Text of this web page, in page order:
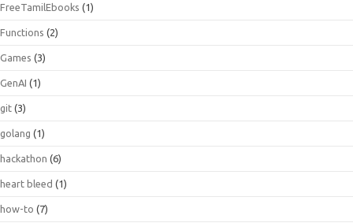
FreeTamilEbooks (1)
Functions (2)
Games (3)
GenAI (1)
git (3)
golang (1)
hackathon (6)
heart bleed (1)
how-to (7)